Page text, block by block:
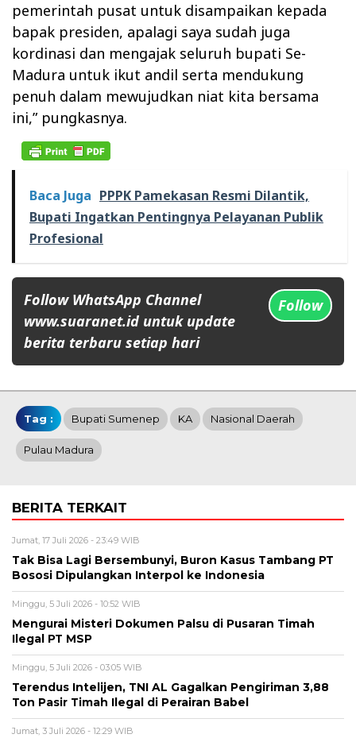
pemerintah pusat untuk disampaikan kepada
bapak presiden, apalagi saya sudah juga
kordinasi dan mengajak seluruh bupati Se-
Madura untuk ikut andil serta mendukung
penuh dalam mewujudkan niat kita bersama
ini,” pungkasnya.
Baca Juga PPPK Pamekasan Resmi Dilantik,
Bupati Ingatkan Pentingnya Pelayanan Publik
Profesional
Follow WhatsApp Channel
www.suaranet.id untuk update
berita terbaru setiap hari
Follow
Tag : Bupati Sumenep KA Nasional Daerah
Pulau Madura
BERITA TERKAIT
Jumat, 17 Juli 2026 - 23:49 WIB
Tak Bisa Lagi Bersembunyi, Buron Kasus Tambang PT
Bososi Dipulangkan Interpol ke Indonesia
Minggu, 5 Juli 2026 - 10:52 WIB
Mengurai Misteri Dokumen Palsu di Pusaran Timah
Ilegal PT MSP
Minggu, 5 Juli 2026 - 03:05 WIB
Terendus Intelijen, TNI AL Gagalkan Pengiriman 3,88
Ton Pasir Timah Ilegal di Perairan Babel
Jumat, 3 Juli 2026 - 12:29 WIB